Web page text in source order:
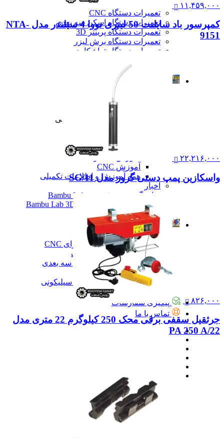
تعمیرات دستگاه CNC
تعمیرات دستگاه اسکن سه بعدی
تعمیرات دستگاه پرینتر 3D
تعمیرات دستگاه برش لیزر
تعمیرات دستگاه تراشکاری
همه تعمیرات
مقایسه دستگاه های صنعتی
آموزش و اطلاعات تکمیلی
آموزش و اطلاعات تکمیلی
آموزش پرینتر سه بعدی
آموزش اسکنر سه بعدی
آموزش CNC
همه آموزش و اطلاعات تکمیلی
اخبار
نمایندگی پرینتر ۳ بعدی Bambu Lab
Bambu Lab 3D Printer Official Distributor
همه مقالات
آموزش
آموزش
آموزش نرم‌افزار G-code برای CNC
آموزش نرم‌افزار سالیدورک
آموزش جامع ساخت پرینتر سه بعدی
آموزش تراشکاری
آموزش کامل ساخت قالب سیلیکونی
پیگیری سفارشات
تماس با ما
۱۱,۴۵۹,۰۰۰
کمپرسور باد سایلنت 50 لیتری نووا 4 سیلندر مدل NTA-
9151
۲۲,۲۱۶,۰۰۰
واسکازین پمپ دستی گروز مدل SG/11
۸۲۶,۰۰۰
جرثقیل سقفی برقی محک 250 کیلوگرم 22 متری مدل
PA 250 A/22